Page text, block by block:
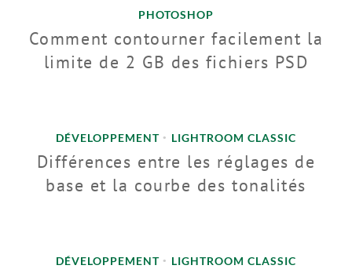
PHOTOSHOP
Comment contourner facilement la
limite de 2 GB des fichiers PSD
DÉVELOPPEMENT • LIGHTROOM CLASSIC
Différences entre les réglages de
base et la courbe des tonalités
DÉVELOPPEMENT • LIGHTROOM CLASSIC